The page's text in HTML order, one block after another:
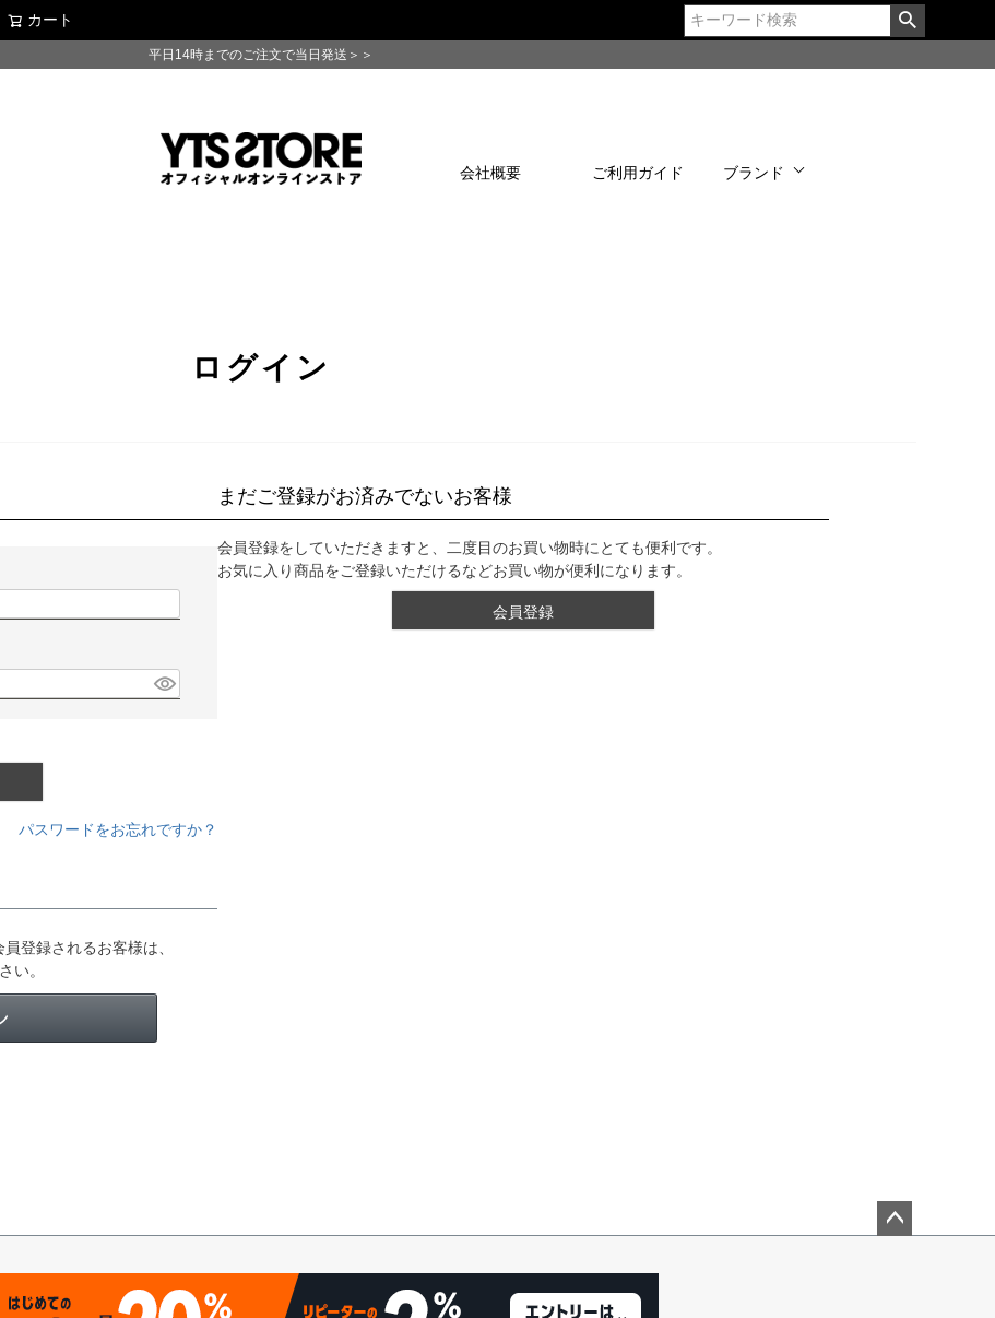
カート
平日14時までのご注文で当日発送＞＞
会社概要 ご利用ガイド ブランド
ログイン
パスワードをお忘れですか？
登録されるお客様は、
い。
まだご登録がお済みでないお客様
会員登録をしていただきますと、二度目のお買い物時にとても便利です。
お気に入り商品をご登録いただけるなどお買い物が便利になります。
会員登録